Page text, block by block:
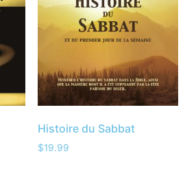
Histoire du Sabbat
$19.99